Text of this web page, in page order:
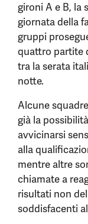
gironi A e B, la
giornata della
gruppi
quattro partite
tra la serata
notte.
Alcune
già la
avvicinarsi
alla
mentre altre
chiamate a
risultati non
soddisfacenti